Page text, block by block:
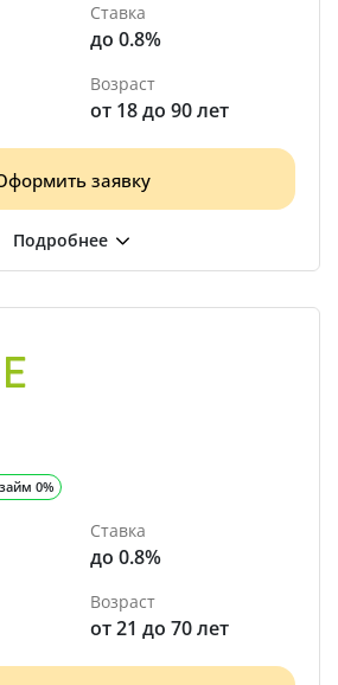
Ставка
до 0.8%
Возраст
от 18 до 90 лет
заявку
0%
Ставка
до 0.8%
Возраст
от 21 до 70 лет